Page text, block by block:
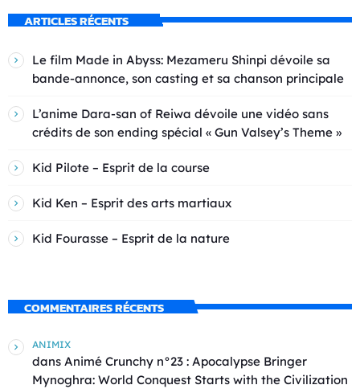
ARTICLES RÉCENTS
Le film Made in Abyss: Mezameru Shinpi dévoile sa
bande-annonce, son casting et sa chanson principale
L’anime Dara-san of Reiwa dévoile une vidéo sans
crédits de son ending spécial « Gun Valsey’s Theme »
Kid Pilote – Esprit de la course
Kid Ken – Esprit des arts martiaux
Kid Fourasse – Esprit de la nature
COMMENTAIRES RÉCENTS
ANIMIX
dans Animé Crunchy n°23 : Apocalypse Bringer
Mynoghra: World Conquest Starts with the Civilization